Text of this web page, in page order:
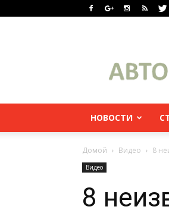
НОВОСТИ
Домой Видео 8
Видео
8